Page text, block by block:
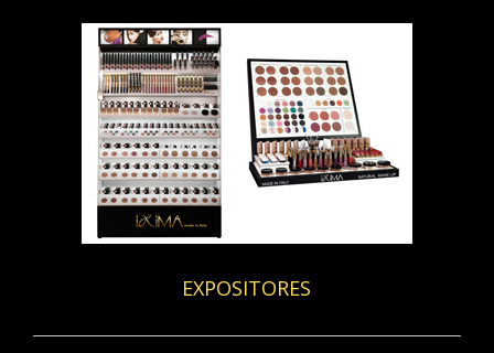
EXPOSITORES